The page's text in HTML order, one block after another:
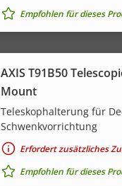
Empfohlen für dieses
AXIS T91B50
Mount
Teleskophalterung für
Schwenkvorrichtung
Erfordert zusätzliches
Empfohlen für dieses